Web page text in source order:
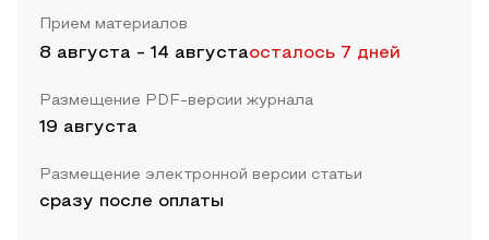
Прием материалов
8 августа - 14 августаосталось 7 дней
Размещение PDF-версии журнала
19 августа
Размещение электронной версии статьи
сразу после оплаты